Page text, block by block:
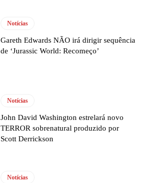
Notícias
Gareth Edwards NÃO irá dirigir sequência
de ‘Jurassic World: Recomeço’
Notícias
John David Washington estrelará novo
TERROR sobrenatural produzido por
Scott Derrickson
Notícias